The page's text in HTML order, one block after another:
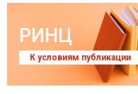
РИНЦ
К условиям публикации